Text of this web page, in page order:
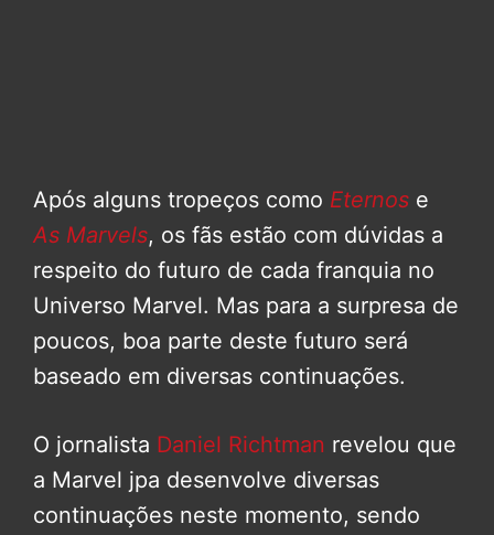
Após alguns tropeços como Eternos e
As Marvels, os fãs estão com dúvidas a
respeito do futuro de cada franquia no
Universo Marvel. Mas para a surpresa de
poucos, boa parte deste futuro será
baseado em diversas continuações.
O jornalista Daniel Richtman revelou que
a Marvel jpa desenvolve diversas
continuações neste momento, sendo